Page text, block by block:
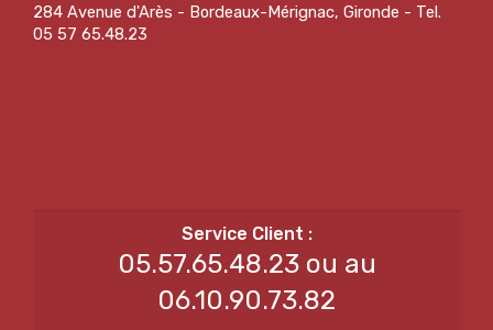
284 Avenue d'Arès - Bordeaux-Mérignac, Gironde - Tel.
05 57 65.48.23
05.57.65.48.23 ou au
06.10.90.73.82